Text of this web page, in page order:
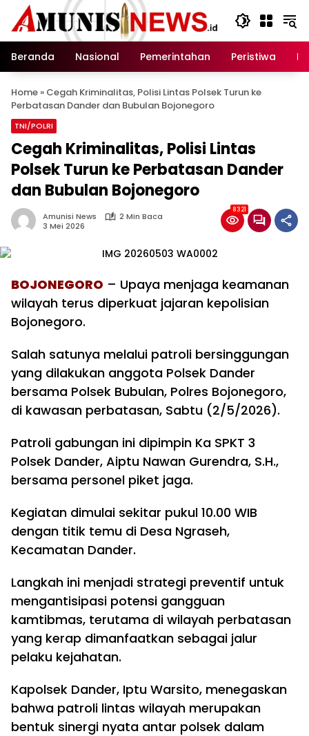
Langsung
konten
Beranda
Nasional Pemerintahan Peristiwa
Home » Cegah Kriminalitas, Polisi Lintas Polsek Turun ke
Perbatasan Dander dan Bubulan Bojonegoro
TNI/POLRI
Cegah Kriminalitas, Polisi Lintas
Polsek Turun ke Perbatasan Dander
dan Bubulan Bojonegoro
Amunisi News
2 Min Baca
3 Mei 2026
8321
BOJONEGORO – Upaya menjaga keamanan
wilayah terus diperkuat jajaran kepolisian
Bojonegoro.
Salah satunya melalui patroli bersinggungan
yang dilakukan anggota Polsek Dander
bersama Polsek Bubulan, Polres Bojonegoro,
di kawasan perbatasan, Sabtu (2/5/2026).
Patroli gabungan ini dipimpin Ka SPKT 3
Polsek Dander, Aiptu Nawan Gurendra, S.H.,
bersama personel piket jaga.
Kegiatan dimulai sekitar pukul 10.00 WIB
dengan titik temu di Desa Ngraseh,
Kecamatan Dander.
Langkah ini menjadi strategi preventif untuk
mengantisipasi potensi gangguan
kamtibmas, terutama di wilayah perbatasan
yang kerap dimanfaatkan sebagai jalur
pelaku kejahatan.
Kapolsek Dander, Iptu Warsito, menegaskan
bahwa patroli lintas wilayah merupakan
bentuk sinergi nyata antar polsek dalam